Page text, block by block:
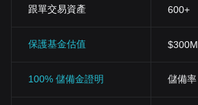
Katana Inu 的價格是由什
作用影響，也常被加密貨幣世界中最新消息
以及代幣與遊戲和
市場的整合，對其
隨著Katana Inu迎接加密貨幣採用的浪潮
跟單交易資產 600+
保護基金估值
100% 儲備金證明 儲備